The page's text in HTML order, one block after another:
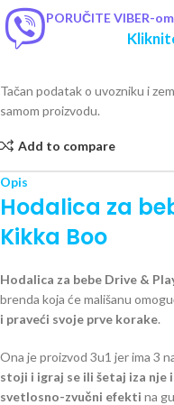
PORUČITE VIBER-om
Tačan podatak o uvozniku i
samom proizvodu.
Add to compare
Opis
Hodalica za
Kikka Boo
Hodalica za bebe Drive &
brenda koja će mališanu
i praveći svoje prve korake.
Ona je proizvod 3u1 jer ima 3
stoji i igraj se ili šetaj iza nje
svetlosno-zvučni efekti na